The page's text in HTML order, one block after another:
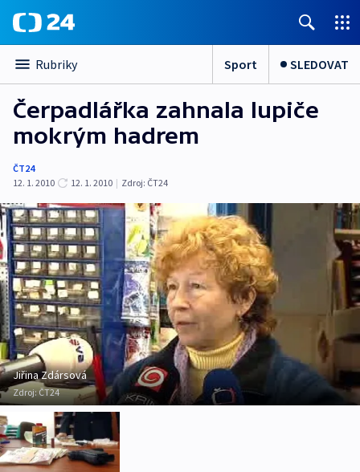
Rubriky Sport SLEDOVAT
Čerpadlářka zahnala lupiče
mokrým hadrem
ČT24
12. 1. 2010
12. 1. 2010 | Zdroj: ČT24
Jiřina Zdársová
Zdroj:ČT24